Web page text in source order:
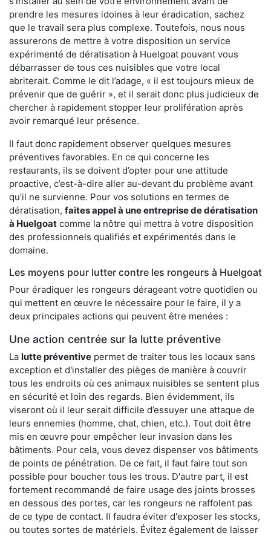
prendre les mesures idoines à leur éradication, sachez
que le travail sera plus complexe. Toutefois, nous nous
assurerons de mettre à votre disposition un service
expérimenté de dératisation à Huelgoat pouvant vous
débarrasser de tous ces nuisibles que votre local
abriterait. Comme le dit l’adage, « il est toujours mieux de
prévenir que de guérir », et il serait donc plus judicieux de
chercher à rapidement stopper leur prolifération après
avoir remarqué leur présence.
Il faut donc rapidement observer quelques mesures
préventives favorables. En ce qui concerne les
restaurants, ils se doivent d’opter pour une attitude
proactive, c’est-à-dire aller au-devant du problème avant
qu’il ne survienne. Pour vos solutions en termes de
dératisation, faites appel à une entreprise de dératisation
à Huelgoat comme la nôtre qui mettra à votre disposition
des professionnels qualifiés et expérimentés dans le
domaine.
Les moyens pour lutter contre les rongeurs à Huelgoat
Pour éradiquer les rongeurs dérageant votre quotidien ou
qui mettent en œuvre le nécessaire pour le faire, il y a
deux principales actions qui peuvent être menées :
Une action centrée sur la lutte préventive
La lutte préventive permet de traiter tous les locaux sans
exception et d'installer des pièges de manière à couvrir
tous les endroits où ces animaux nuisibles se sentent plus
en sécurité et loin des regards. Bien évidemment, ils
viseront où il leur serait difficile d’essuyer une attaque de
leurs ennemies (homme, chat, chien, etc.). Tout doit être
mis en œuvre pour empêcher leur invasion dans les
bâtiments. Pour cela, vous devez dispenser vos bâtiments
de points de pénétration. De ce fait, il faut faire tout son
possible pour boucher tous les trous. D'autre part, il est
fortement recommandé de faire usage des joints brosses
en dessous des portes, car les rongeurs ne raffolent pas
de ce type de contact. Il faudra éviter d'exposer les stocks,
ou toutes sortes de matériels. Évitez également de laisser